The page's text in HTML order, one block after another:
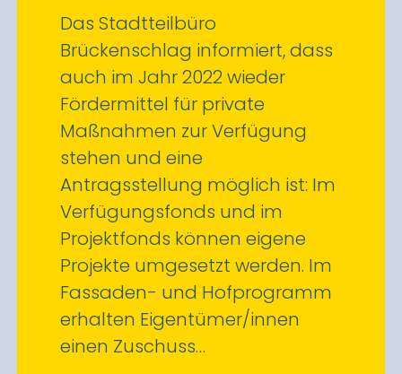
Das Stadtteilbüro
Brückenschlag informiert, dass
auch im Jahr 2022 wieder
Fördermittel für private
Maßnahmen zur Verfügung
stehen und eine
Antragsstellung möglich ist: Im
Verfügungsfonds und im
Projektfonds können eigene
Projekte umgesetzt werden. Im
Fassaden- und Hofprogramm
erhalten Eigentümer/innen
einen Zuschuss…